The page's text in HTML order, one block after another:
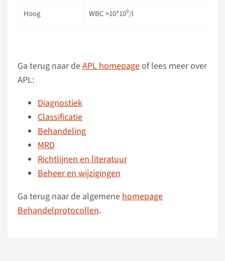
Hoog WBC >10*109/l
Ga terug naar deAPL homepageof lees meer over
APL:
Diagnostiek
Classificatie
Behandeling
MRD
Richtlijnen en literatuur
Beheer en wijzigingen
Ga terug naar de algemenehomepage
Behandelprotocollen.